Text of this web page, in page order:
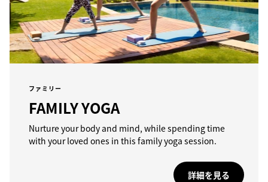
ファミリー
FAMILY YOGA
Nurture your body and mind, while spending time
with your loved ones in this family yoga session.
詳細を見る